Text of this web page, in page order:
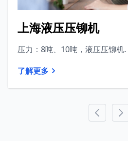
上海液压压铆机
压力：8吨、10吨，液压压铆机.
了解更多